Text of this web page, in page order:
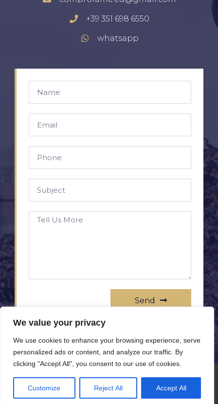
We value your privacy
We use cookies to enhance your browsing experience, serve
personalized ads or content, and analyze our traffic. By
clicking "Accept All", you consent to our use of cookies.
Customize Reject All Accept All
+39 351 698 6550
whatsapp
Send
© All rights reserved www.rameprezzo.it